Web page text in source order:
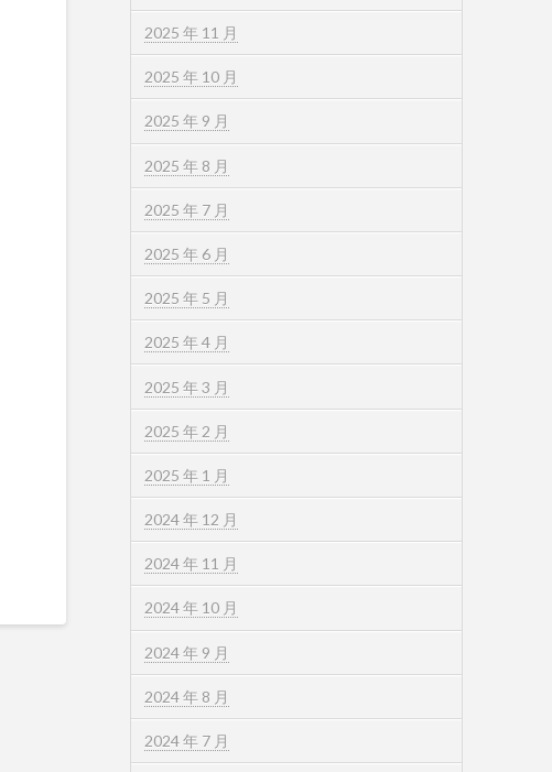
2025 年 11 月
2025 年 10 月
2025 年 9 月
2025 年 8 月
2025 年 7 月
2025 年 6 月
2025 年 5 月
2025 年 4 月
2025 年 3 月
2025 年 2 月
2025 年 1 月
2024 年 12 月
2024 年 11 月
2024 年 10 月
2024 年 9 月
2024 年 8 月
2024 年 7 月